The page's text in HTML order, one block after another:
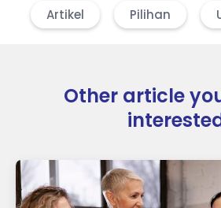
Artikel Pilihan
Other article